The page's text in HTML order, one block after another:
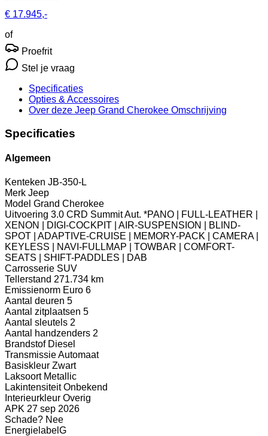
€ 17.945,-
of
Proefrit
Stel je vraag
Specificaties
Opties & Accessoires
Over deze Jeep Grand Cherokee Omschrijving
Specificaties
Algemeen
Kenteken JB-350-L
Merk Jeep
Model Grand Cherokee
Uitvoering 3.0 CRD Summit Aut. *PANO | FULL-LEATHER |
XENON | DIGI-COCKPIT | AIR-SUSPENSION | BLIND-
SPOT | ADAPTIVE-CRUISE | MEMORY-PACK | CAMERA |
KEYLESS | NAVI-FULLMAP | TOWBAR | COMFORT-
SEATS | SHIFT-PADDLES | DAB
Carrosserie SUV
Tellerstand 271.734 km
Emissienorm Euro 6
Aantal deuren 5
Aantal zitplaatsen 5
Aantal sleutels 2
Aantal handzenders 2
Brandstof Diesel
TransmissieAutomaat
Basiskleur Zwart
Laksoort Metallic
Lakintensiteit Onbekend
Interieurkleur Overig
APK 27 sep 2026
Schade? Nee
Energielabel G